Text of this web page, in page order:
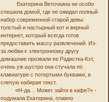
Екатерина Веточкина не особо
спешила домой, где ее ожидал полный
набор современной старой девы:
толстый и настырный кот и верный
интернет, который всегда готов
предоставить массу развлечений. Из-
за любви к электронному другу
домашние прозвали ее Радистка-Кэт,
очень уж шустро она стучала по
клавиатуре с потертыми буквами, в
слепую набирая текст.
«Н-да… Может зайти в кафе?» -
подумала Екатерина, плавно